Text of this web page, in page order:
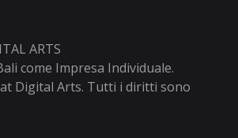
ARTS
come Impresa Individuale.
Digital Arts. Tutti i diritti sono